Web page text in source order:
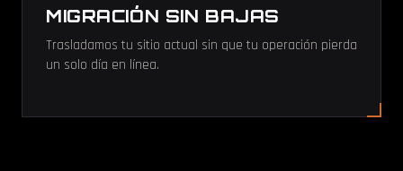
MIGRACIÓN SIN BAJAS
Trasladamos tu sitio actual sin que tu operación pierda
un solo día en línea.